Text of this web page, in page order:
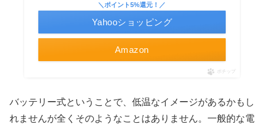
Amazon
＼ポイント5%還元！／
Yahooショッピング
ポチップ
バッテリー式ということで、低温なイメージがあるかもし
れませんが全くそのようなことはありません。一般的な電